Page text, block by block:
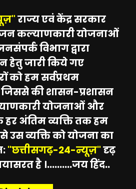
राज्य एवं केंद्र सरकार
जन कल्याणकारी योजनाओं
विभाग द्वारा
हेतु जारी किये गए
को हम सर्वप्रथम
जिससे की शासन-प्रशासन
योजनाओं और
हर अंतिम व्यक्ति तक हम
व्यक्ति को योजना का
"छत्तीसगढ़-24-न्यूज़"दृढ़
है ।..........जय हिंद..